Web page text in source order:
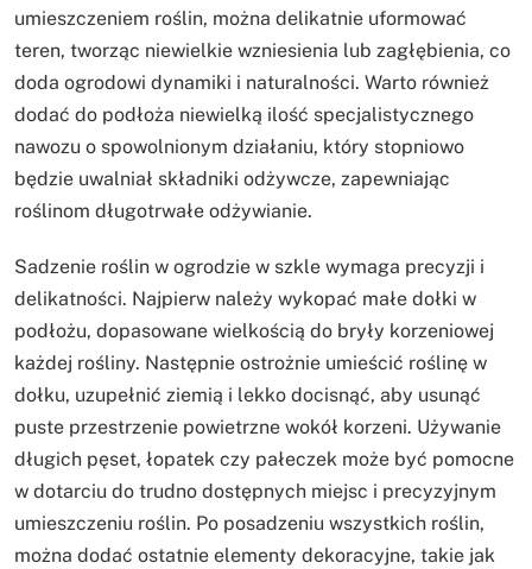
umieszczeniem roślin, można delikatnie uformować
teren, tworząc niewielkie wzniesienia lub zagłębienia, co
doda ogrodowi dynamiki i naturalności. Warto również
dodać do podłoża niewielką ilość specjalistycznego
nawozu o spowolnionym działaniu, który stopniowo
będzie uwalniał składniki odżywcze, zapewniając
roślinom długotrwałe odżywianie.
Sadzenie roślin w ogrodzie w szkle wymaga precyzji i
delikatności. Najpierw należy wykopać małe dołki w
podłożu, dopasowane wielkością do bryły korzeniowej
każdej rośliny. Następnie ostrożnie umieścić roślinę w
dołku, uzupełnić ziemią i lekko docisnąć, aby usunąć
puste przestrzenie powietrzne wokół korzeni. Używanie
długich pęset, łopatek czy pałeczek może być pomocne
w dotarciu do trudno dostępnych miejsc i precyzyjnym
umieszczeniu roślin. Po posadzeniu wszystkich roślin,
można dodać ostatnie elementy dekoracyjne, takie jak